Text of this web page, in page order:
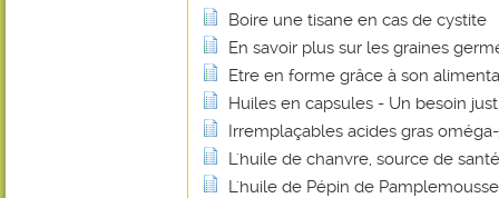
Boire une tisane en cas de cystite
En savoir plus sur les graines
Etre en forme grâce à son
Huiles en capsules - Un besoin
Irremplaçables acides gras
L'huile de chanvre, source de
L'huile de Pépin de Pamplemousse